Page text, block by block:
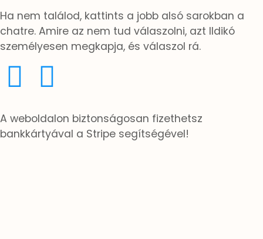
Ha nem találod, kattints a jobb alsó sarokban a
chatre. Amire az nem tud válaszolni, azt Ildikó
személyesen megkapja, és válaszol rá.
A weboldalon biztonságosan fizethetsz
bankkártyával a Stripe segítségével!